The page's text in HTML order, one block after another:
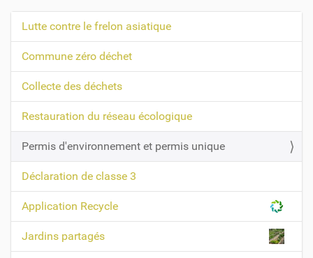
N
a
v
i
g
a
t
i
n
Lutte contre le frelon asiatique
Commune zéro déchet
Collecte des déchets
Restauration du réseau écologique
Permis d'environnement et permis unique
Déclaration de classe 3
Application Recycle
Jardins partagés